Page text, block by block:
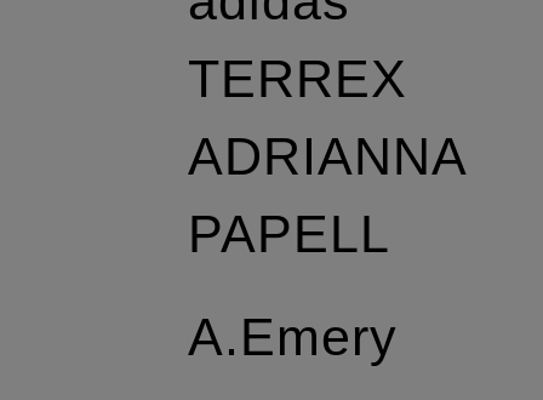
TERREX
ADRIANNA
PAPELL
A.Emery